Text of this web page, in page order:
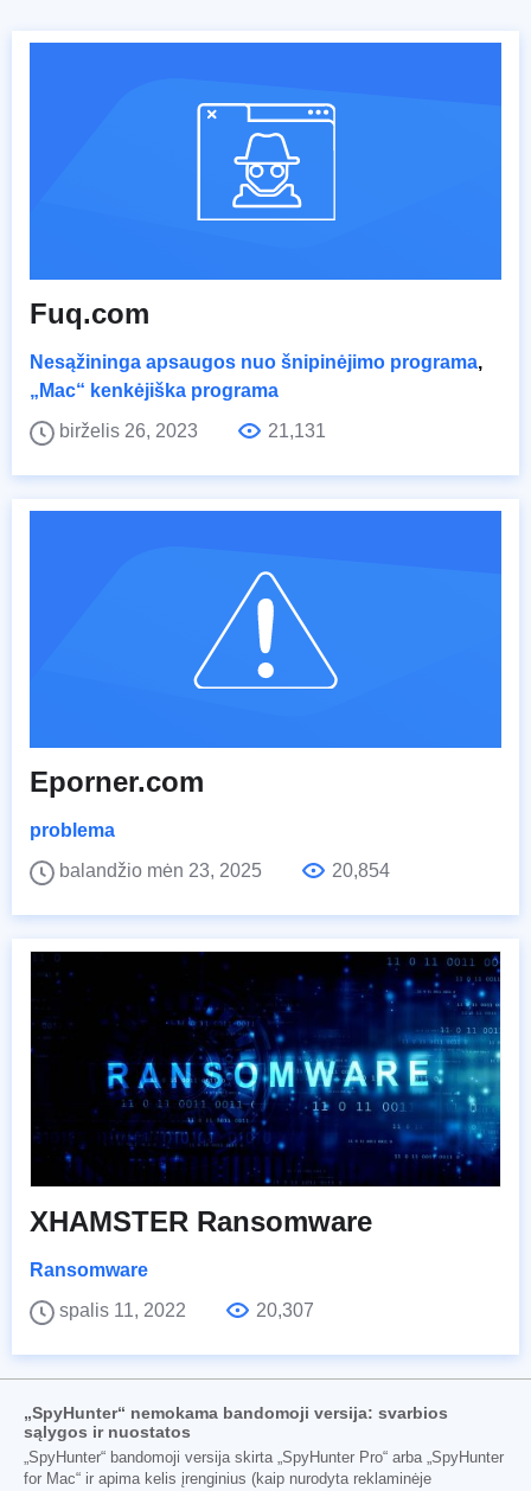
Fuq.com
Nesąžininga apsaugos nuo šnipinėjimo programa,
„Mac“ kenkėjiška programa
birželis 26, 2023
21,131
Eporner.com
problema
balandžio mėn 23, 2025
20,854
XHAMSTER Ransomware
Ransomware
spalis 11, 2022
20,307
„SpyHunter“ nemokama bandomoji versija: svarbios
sąlygos ir nuostatos
„SpyHunter“ bandomoji versija skirta „SpyHunter Pro“ arba „SpyHunter
for Mac“ ir apima kelis įrenginius (kaip nurodyta reklaminėje